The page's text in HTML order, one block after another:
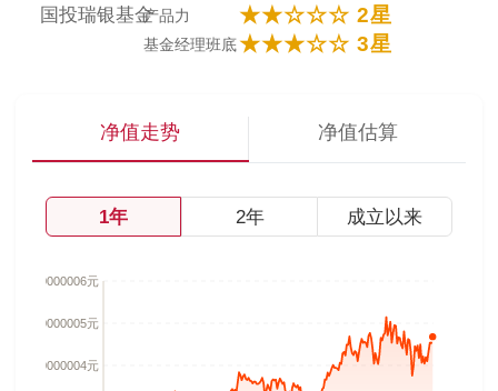
国投瑞银基金产品力 ★★☆☆☆ 2星
基金经理班底★★★☆☆ 3星
净值走势 净值估算
1年 2年 成立以来